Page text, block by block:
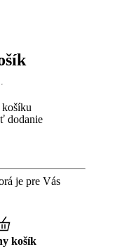
cena košíku
košíku
dodanie
je pre Vás
košík